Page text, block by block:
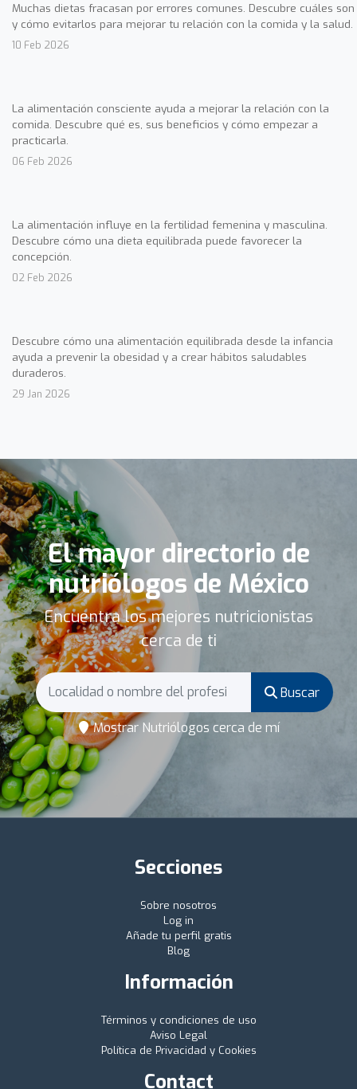
Muchas dietas fracasan por errores comunes. Descubre cuáles son
y cómo evitarlos para mejorar tu relación con la comida y la salud.
10 Feb 2026
La alimentación consciente ayuda a mejorar la relación con la
comida. Descubre qué es, sus beneficios y cómo empezar a
practicarla.
06 Feb 2026
La alimentación influye en la fertilidad femenina y masculina.
Descubre cómo una dieta equilibrada puede favorecer la
concepción.
02 Feb 2026
Descubre cómo una alimentación equilibrada desde la infancia
ayuda a prevenir la obesidad y a crear hábitos saludables
duraderos.
29 Jan 2026
El mayor directorio de
nutriólogos de México
Encuentra los mejores nutricionistas
cerca de ti
Buscar
Mostrar Nutriólogos cerca de mí
Secciones
Sobre nosotros
Log in
Añade tu perfil gratis
Blog
Información
Términos y condiciones de uso
Aviso Legal
Política de Privacidad y Cookies
Contact